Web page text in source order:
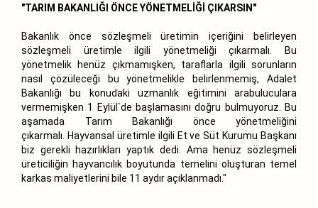
"TARIM BAKANLIĞI ÖNCE YÖNETMELİĞİ ÇIKARSIN"
Bakanlık önce sözleşmeli üretimin içeriğini belirleyen
sözleşmeli üretimle ilgili yönetmeliği çıkarmalı. Bu
yönetmelik henüz çıkmamışken, taraflarla ilgili sorunların
nasıl çözüleceği bu yönetmelikle belirlenmemiş, Adalet
Bakanlığı bu konudaki uzmanlık eğitimini arabuluculara
vermemişken 1 Eylül`de başlamasını doğru bulmuyoruz. Bu
aşamada Tarım Bakanlığı önce yönetmeliğini
çıkarmalı. Hayvansal üretimle ilgili Et ve Süt Kurumu Başkanı
biz gerekli hazırlıkları yaptık dedi. Ama henüz sözleşmeli
üreticiliğin hayvancılık boyutunda temelini oluşturan temel
karkas maliyetlerini bile 11 aydır açıklanmadı."